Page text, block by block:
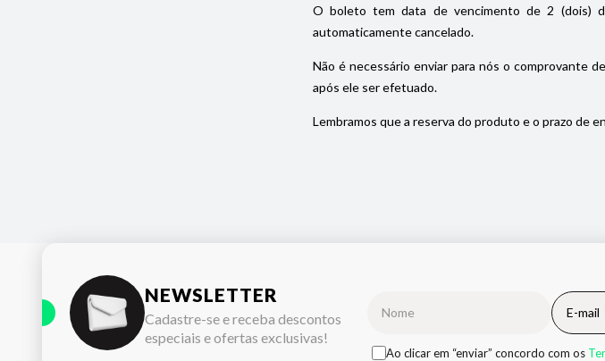
O boleto tem data de vencimento de 2 (dois)
automaticamente cancelado.
Não é necessário enviar para nós o comprovante
após ele ser efetuado.
Lembramos que a reserva do produto e o prazo de
NEWSLETTER
Cadastre-se e receba descontos
especiais e ofertas exclusivas!
Ao clicar em “enviar” concordo com os